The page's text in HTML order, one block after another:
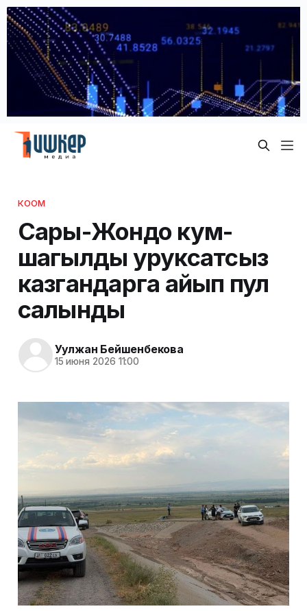
КООМ
Сары-Жондо кум-
шагылды уруксатсыз
казгандарга айып пул
салынды
Уулжан Бейшенбекова
15 июня 2026 11:00